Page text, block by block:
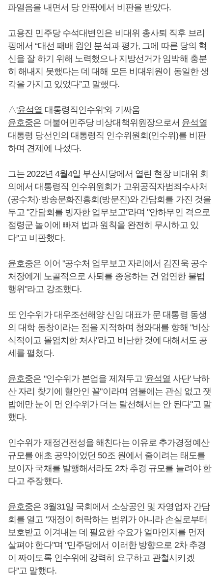
파열음을 내면서 당 안팎에서 비판을 받았다.
고용진 민주당 수석대변인은 비대위 총사퇴 직후 브리
핑에서 “대선 패배 원인 분석과 평가, 그에 따른 당의 혁
신을 잘 하기 위해 노력했으나 지방선거가 임박해 충분
히 해내지 못했다는 데 대해 모든 비대위원이 동일한 생
각을 가지고 있었다”고 말했다.
△'윤석열 대통령직인수위'와 기싸움
윤호중은 더불어민주당 비상대책위원장으로서 윤석열
대통령 당선인의 대통령직 인수위원회(인수위)를 비판
하며 견제에 나섰다.
그는 2022년 4월4일 부산시당에서 열린 현장 비대위 회
의에서 대통령직 인수위원회가 고위공직자범죄수사처
(공수처)·방송문화진흥회(방문진)와 간담회를 가진 것을
두고 "간담회를 빙자한 업무보고"라며 "안하무인 격으로
점령군 놀이에 빠져 법과 원칙을 완전히 무시하고 있
다"고 비판했다.
윤호중은 이어 "공수처 업무보고 자리에서 김진욱 공수
처장에게 노골적으로 사퇴를 종용하는 건 엄연한 불법
행위"라고 강조했다.
또 인수위가 대우조선해양 신임 대표가 문 대통령 동생
의 대학 동창이라는 점을 지적하며 청와대를 향해 "비상
식적이고 몰염치한 처사"라고 비난한 것에 대해서도 공
세를 펼쳤다.
윤호중은 "인수위가 본업을 제쳐두고 '윤석열 사단' 낙하
산 자리 찾기에 혈안인 꼴"이라며 염불에는 관심 없고 잿
밥에만 눈이 먼 인수위가 더는 탈선해서는 안 된다"고 말
했다.
인수위가 재정건전성을 해친다는 이유로 추가경정예산
규모를 애초 공약이었던 50조 원에서 줄이려는 태도를
보이자 국채를 발행해서라도 2차 추경 규모를 늘려야 한
다고 주장했다.
윤호중은 3월31일 국회에서 소상공인 및 자영업자 간담
회를 열고 "재정이 허락하는 범위가 아니라 손실로부터
보호받고 이겨내는 데 필요한 수요가 얼마인지를 먼저
살펴야 한다"며 "민주당에서 이러한 방향으로 2차 추경
이 짜이도록 인수위에 강력히 요구하고 관철시키겠
다"고 말했다.